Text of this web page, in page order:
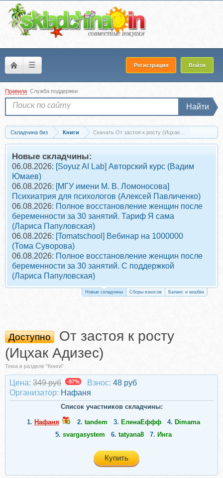
☰ Регистрация Войти
Правила Служба поддержки
Найти
Складчина биз Книги Скачать От застоя к росту (Ицхак Адизес)
Новые складчины:
06.08.2026: [Soyuz AI Lab] Авторский курс (Вадим
Юмаев)
06.08.2026: [МГУ имени М. В. Ломоносова]
Психиатрия для психологов (Алексей Павличенко)
06.08.2026: Полное восстановление женщин после
беременности за 30 занятий. Тариф Я сама
(Лариса Папуловская)
06.08.2026: [Tomatschool] Вебинар на 1000000
(Тома Суворова)
06.08.2026: Полное восстановление женщин после
беременности за 30 занятий. С поддержкой
(Лариса Папуловская)
Новые складчины Сборы взносов Баланс и кешбек
Доступно
От застоя к росту
(Ицхак Адизес)
Тема в разделе "Книги"
Цена: 349 руб -87% Взнос: 48 руб
Организатор: Нафаня
Список участников складчины:
1. Нафаня 2. tandem 3. ЕленаЕффф 4. Dimama
5. svargasystem 6. tatyana8 7. Инга
Купить